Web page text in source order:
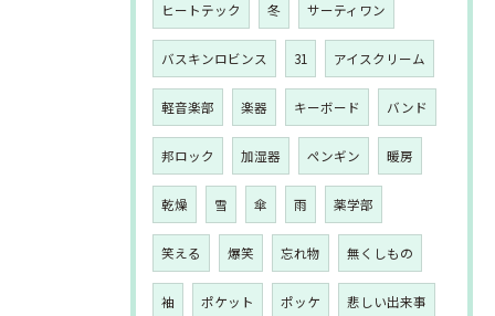
ヒートテック 冬 サーティワン
バスキンロビンス 31 アイスクリーム
軽音楽部 楽器 キーボード バンド
邦ロック 加湿器 ペンギン 暖房
乾燥 雪 傘 雨 薬学部
笑える 爆笑 忘れ物 無くしもの
袖 ポケット ポッケ 悲しい出来事